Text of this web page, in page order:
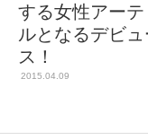
する女性アー
ルとなるデビ
ス！
2015.04.09